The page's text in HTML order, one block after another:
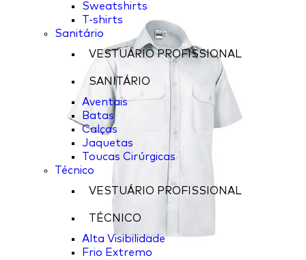
Sweatshirts
T-shirts
Sanitário
VESTUÁRIO PROFISSIONAL
SANITÁRIO
Aventais
Batas
Calças
Jaquetas
Toucas Cirúrgicas
Técnico
VESTUÁRIO PROFISSIONAL
TÉCNICO
Alta Visibilidade
Frio Extremo